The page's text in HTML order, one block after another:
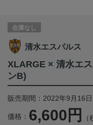
在庫なし
清水エスパルス
XLARGE × 清水エ
ンB)
販売期間：2022年9月16
価格： 6,600円 （